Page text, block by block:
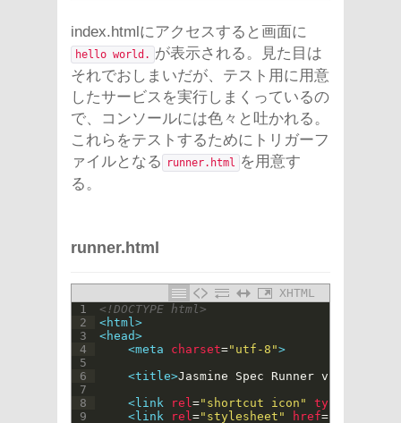
index.htmlにアクセスすると画面に
hello world. が表示される。見た目は
それでおしまいだが、テスト用に用意
したサービスを実行しまくっているの
で、コンソールには色々と吐かれる。
これらをテストするためにトリガーフ
ァイルとなる
runner.html を用意す
る。
runner.html
XHTML
1
2
3
4
5
6
7
8
9
<!DOCTYPE html>
<html>
<head>
<meta charset="utf-8">
<title>Jasmine Spec Runner v2.1.3
<link
rel="shortcut icon" type
<link
rel="stylesheet" href=